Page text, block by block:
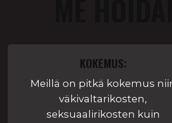
KOKEMUS:
Meillä on pitkä kokemus
väkivaltarikosten,
seksuaalirikosten kuin